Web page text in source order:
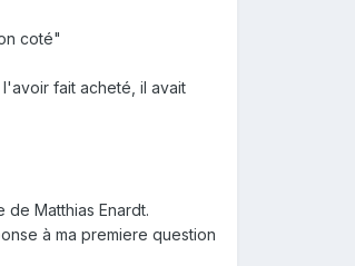
coté"
fait acheté, il avait
Matthias Enardt.
à ma premiere question